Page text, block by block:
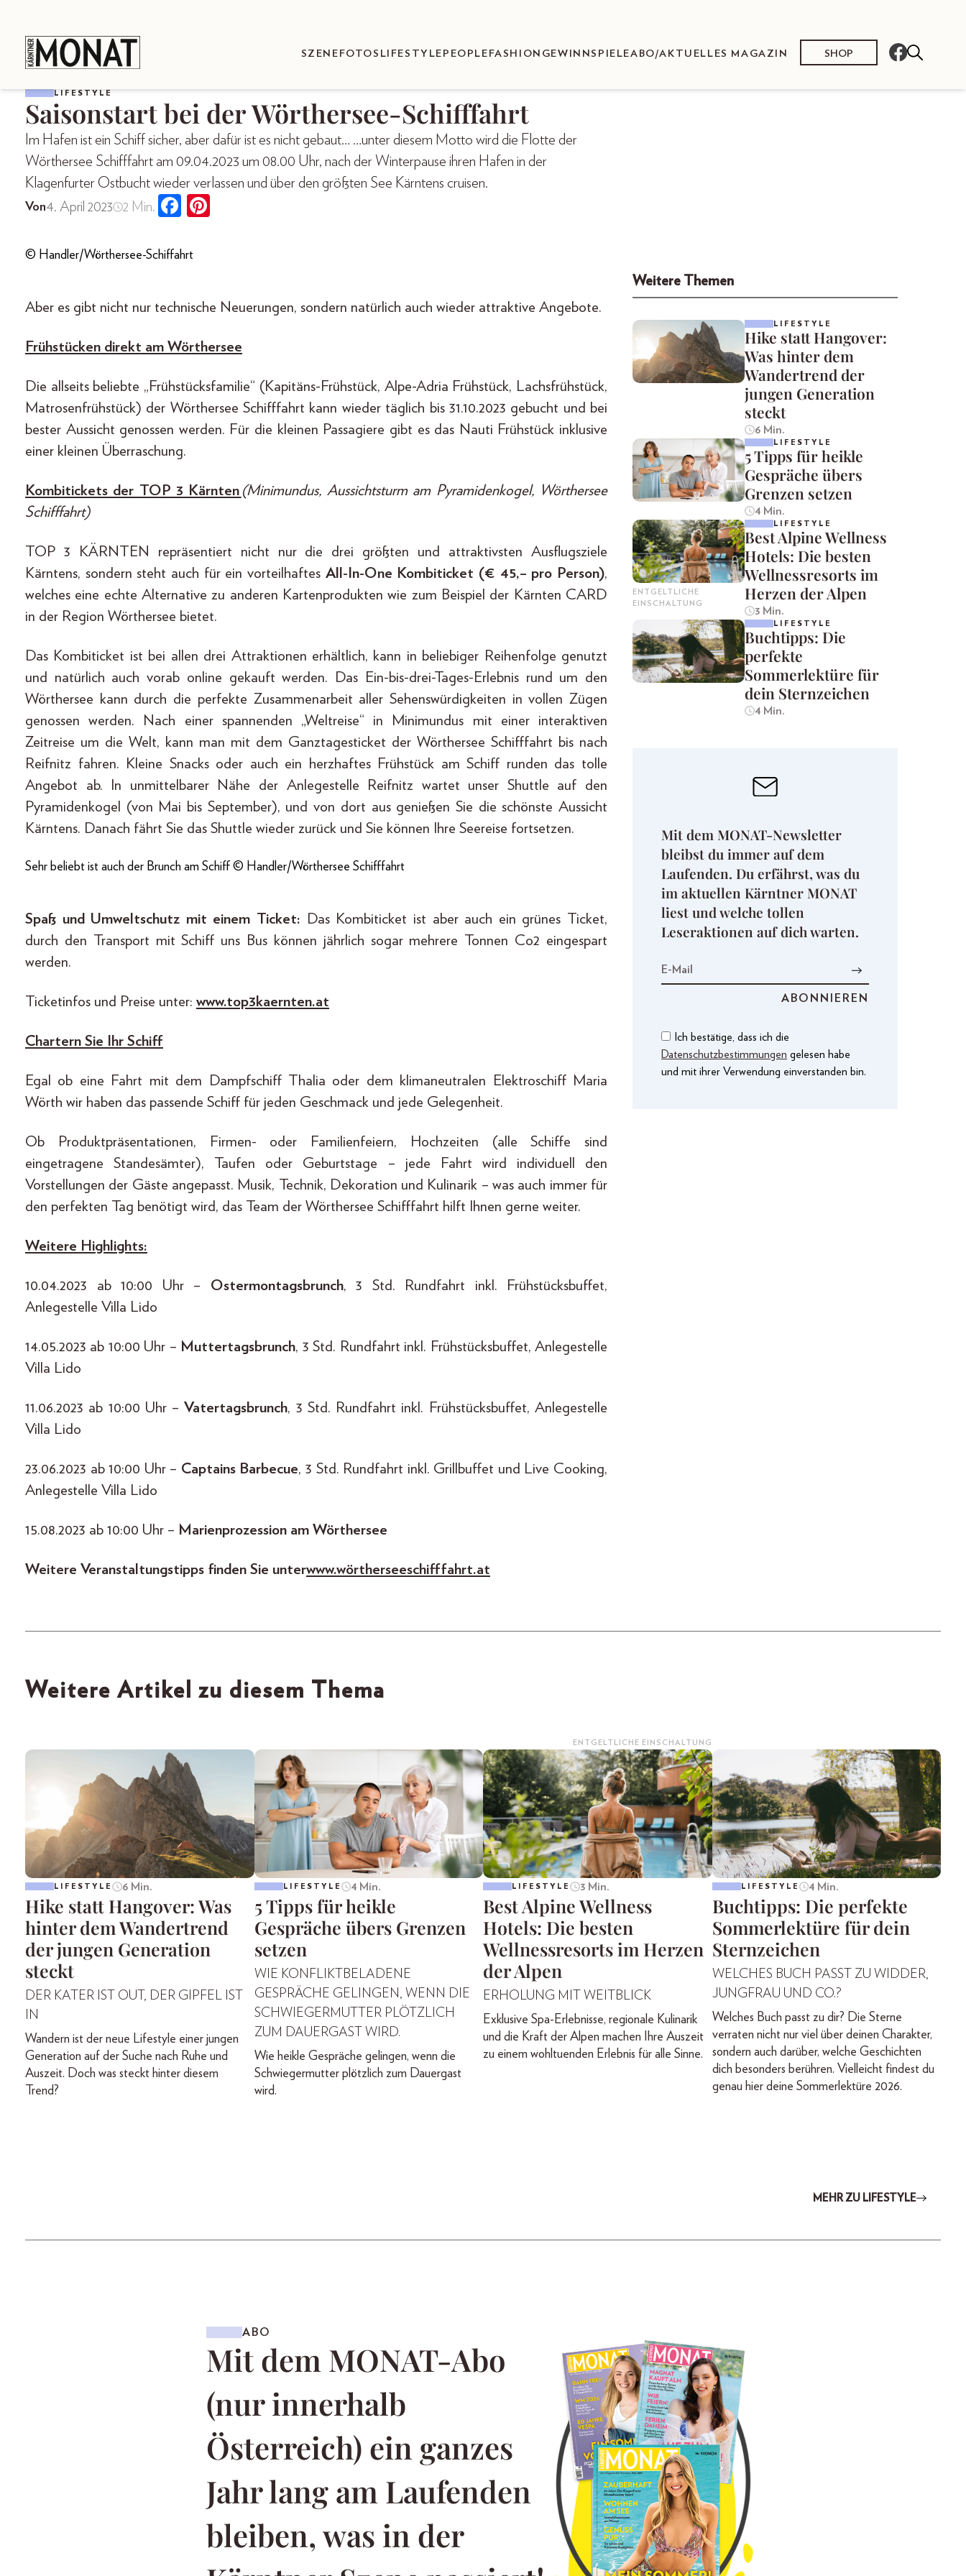
SZENEFOTOS LIFESTYLE PEOPLE FASHION GEWINNSPIELEABO/AKTUELLES MAGAZIN SHOP
LIFESTYLE
Saisonstart bei der Wörthersee-Schifffahrt
Im Hafen ist ein Schiff sicher, aber dafür ist es nicht gebaut… …unter diesem Motto wird die Flotte der
Wörthersee Schifffahrt am 09.04.2023 um 08.00 Uhr, nach der Winterpause ihren Hafen in der
Klagenfurter Ostbucht wieder verlassen und über den größten See Kärntens cruisen.
Von4. April 2023 2 Min.
© Handler/Wörthersee-Schiffahrt
Aber es gibt nicht nur technische Neuerungen, sondern natürlich auch wieder attraktive Angebote.
Frühstücken direkt am Wörthersee
Die allseits beliebte „Frühstücksfamilie“ (Kapitäns-Frühstück, Alpe-Adria Frühstück, Lachsfrühstück,
Matrosenfrühstück) der Wörthersee Schifffahrt kann wieder täglich bis 31.10.2023 gebucht und bei
bester Aussicht genossen werden. Für die kleinen Passagiere gibt es das Nauti Frühstück inklusive
einer kleinen Überraschung.
Kombitickets der TOP 3 Kärnten (Minimundus, Aussichtsturm am Pyramidenkogel, Wörthersee
Schifffahrt)
TOP 3 KÄRNTEN repräsentiert nicht nur die drei größten und attraktivsten Ausflugsziele
Kärntens, sondern steht auch für ein vorteilhaftes All-In-One Kombiticket (€ 45,– pro Person),
welches eine echte Alternative zu anderen Kartenprodukten wie zum Beispiel der Kärnten CARD
in der Region Wörthersee bietet.
Das Kombiticket ist bei allen drei Attraktionen erhältlich, kann in beliebiger Reihenfolge genutzt
und natürlich auch vorab online gekauft werden. Das Ein-bis-drei-Tages-Erlebnis rund um den
Wörthersee kann durch die perfekte Zusammenarbeit aller Sehenswürdigkeiten in vollen Zügen
genossen werden. Nach einer spannenden „Weltreise“ in Minimundus mit einer interaktiven
Zeitreise um die Welt, kann man mit dem Ganztagesticket der Wörthersee Schifffahrt bis nach
Reifnitz fahren. Kleine Snacks oder auch ein herzhaftes Frühstück am Schiff runden das tolle
Angebot ab. In unmittelbarer Nähe der Anlegestelle Reifnitz wartet unser Shuttle auf den
Pyramidenkogel (von Mai bis September), und von dort aus genießen Sie die schönste Aussicht
Kärntens. Danach fährt Sie das Shuttle wieder zurück und Sie können Ihre Seereise fortsetzen.
Sehr beliebt ist auch der Brunch am Schiff © Handler/Wörthersee Schifffahrt
Spaß und Umweltschutz mit einem Ticket: Das Kombiticket ist aber auch ein grünes Ticket,
durch den Transport mit Schiff uns Bus können jährlich sogar mehrere Tonnen Co2 eingespart
werden.
Ticketinfos und Preise unter: www.top3kaernten.at
Chartern Sie Ihr Schiff
Egal ob eine Fahrt mit dem Dampfschiff Thalia oder dem klimaneutralen Elektroschiff Maria
Wörth wir haben das passende Schiff für jeden Geschmack und jede Gelegenheit.
Ob Produktpräsentationen, Firmen- oder Familienfeiern, Hochzeiten (alle Schiffe sind
eingetragene Standesämter), Taufen oder Geburtstage – jede Fahrt wird individuell den
Vorstellungen der Gäste angepasst. Musik, Technik, Dekoration und Kulinarik – was auch immer für
den perfekten Tag benötigt wird, das Team der Wörthersee Schifffahrt hilft Ihnen gerne weiter.
Weitere Highlights:
10.04.2023 ab 10:00 Uhr – Ostermontagsbrunch, 3 Std. Rundfahrt inkl. Frühstücksbuffet,
Anlegestelle Villa Lido
14.05.2023 ab 10:00 Uhr – Muttertagsbrunch, 3 Std. Rundfahrt inkl. Frühstücksbuffet, Anlegestelle
Villa Lido
11.06.2023 ab 10:00 Uhr –Vatertagsbrunch, 3 Std. Rundfahrt inkl. Frühstücksbuffet, Anlegestelle
Villa Lido
23.06.2023 ab 10:00 Uhr – Captains Barbecue, 3 Std. Rundfahrt inkl. Grillbuffet und Live Cooking,
Anlegestelle Villa Lido
15.08.2023 ab 10:00 Uhr – Marienprozession am Wörthersee
Weitere Veranstaltungstipps finden Sie unterwww.wörtherseeschifffahrt.at
Weitere Themen
LIFESTYLE
Hike statt Hangover:
Was hinter dem
Wandertrend der
jungen Generation
steckt
6 Min.
LIFESTYLE
5 Tipps für heikle
Gespräche übers
Grenzen setzen
4 Min.
ENTGELTLICHE
EINSCHALTUNG
LIFESTYLE
Best Alpine Wellness
Hotels: Die besten
Wellnessresorts im
Herzen der Alpen
3 Min.
LIFESTYLE
Buchtipps: Die
perfekte
Sommerlektüre für
dein Sternzeichen
4 Min.
Mit dem MONAT-Newsletter
bleibst du immer auf dem
Laufenden. Du erfährst, was du
im aktuellen Kärntner MONAT
liest und welche tollen
Leseraktionen auf dich warten.
Ich bestätige, dass ich die
Datenschutzbestimmungen gelesen habe
und mit ihrer Verwendung einverstanden bin.
Weitere Artikel zu diesem Thema
LIFESTYLE 6 Min.
Hike statt Hangover: Was
hinter dem Wandertrend
der jungen Generation
steckt
DER KATER IST OUT, DER GIPFEL IST
IN
Wandern ist der neue Lifestyle einer jungen
Generation auf der Suche nach Ruhe und
Auszeit. Doch was steckt hinter diesem
Trend?
LIFESTYLE 4 Min.
5 Tipps für heikle
Gespräche übers Grenzen
setzen
WIE KONFLIKTBELADENE
GESPRÄCHE GELINGEN, WENN DIE
SCHWIEGERMUTTER PLÖTZLICH
ZUM DAUERGAST WIRD.
Wie heikle Gespräche gelingen, wenn die
Schwiegermutter plötzlich zum Dauergast
wird.
ENTGELTLICHE EINSCHALTUNG
LIFESTYLE 3 Min.
Best Alpine Wellness
Hotels: Die besten
Wellnessresorts im Herzen
der Alpen
ERHOLUNG MIT WEITBLICK
Exklusive Spa-Erlebnisse, regionale Kulinarik
und die Kraft der Alpen machen Ihre Auszeit
zu einem wohltuenden Erlebnis für alle Sinne.
LIFESTYLE 4 Min.
Buchtipps: Die perfekte
Sommerlektüre für dein
Sternzeichen
WELCHES BUCH PASST ZU WIDDER,
JUNGFRAU UND CO.?
Welches Buch passt zu dir? Die Sterne
verraten nicht nur viel über deinen Charakter,
sondern auch darüber, welche Geschichten
dich besonders berühren. Vielleicht findest du
genau hier deine Sommerlektüre 2026.
MEHR ZU LIFESTYLE
ABO
Mit dem MONAT-Abo
(nur innerhalb
Österreich) ein ganzes
Jahr lang am Laufenden
bleiben, was in der